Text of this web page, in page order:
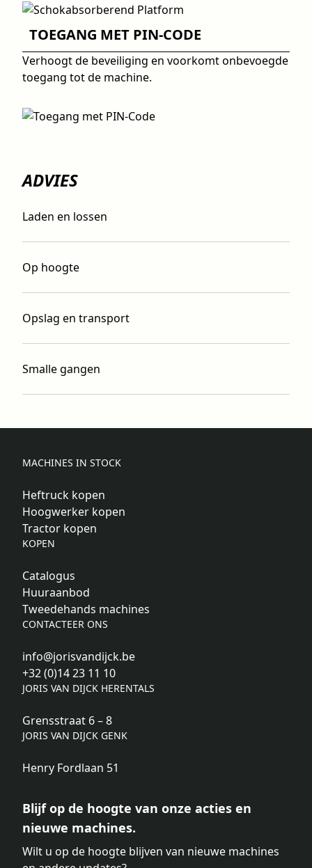
TOEGANG MET PIN-CODE
Verhoogt de beveiliging en voorkomt onbevoegde
toegang tot de machine.
ADVIES
Laden en lossen
Op hoogte
Opslag en transport
Smalle gangen
MACHINES IN STOCK
Heftruck kopen
Hoogwerker kopen
Tractor kopen
KOPEN
Catalogus
Huuraanbod
Tweedehands machines
CONTACTEER ONS
info@jorisvandijck.be
+32 (0)14 23 11 10
JORIS VAN DIJCK HERENTALS
Grensstraat 6 – 8
JORIS VAN DIJCK GENK
Henry Fordlaan 51
Blijf op de hoogte van onze acties en
nieuwe machines.
Wilt u op de hoogte blijven van nieuwe machines